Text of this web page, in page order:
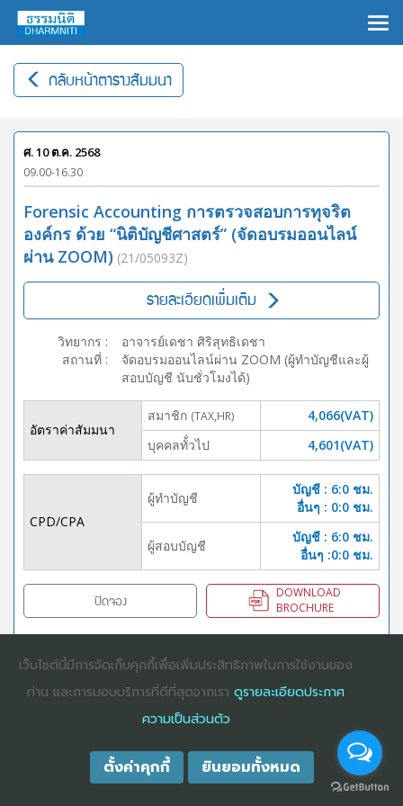
กลับหน้าตารางสัมมนา
ศ. 10 ต.ค. 2568
09.00-16.30
Forensic Accounting การตรวจสอบการทุจริต
องค์กร ด้วย “นิติบัญชีศาสตร์” (จัดอบรมออนไลน์
ผ่าน ZOOM) (21/05093Z)
รายละเอียดเพิ่มเติม
วิทยากร :
อาจารย์เดชา ศิริสุทธิเดชา
สถานที่ :
จัดอบรมออนไลน์ผ่าน ZOOM (ผู้ทำบัญชีและผู้
สอบบัญชี นับชั่วโมงได้)
อัตราค่าสัมมนา
สมาชิก (TAX,HR)
4,066(VAT)
บุคคลทั้่วไป
4,601(VAT)
CPD/CPA
ผู้ทำบัญชี
บัญชี : 6:0 ชม.
อื่นๆ : 0:0 ชม.
ผู้สอบบัญชี
บัญชี : 6:0 ชม.
อื่นๆ :0:0 ชม.
ปิดจอง
DOWNLOAD
BROCHURE
COPYRIGHT ©2025 DHARMNITI SEMINAR AND TRAINING CO., LTD
RIGHTS RESERVED. E-COMMERCIAL REGISTRATION 0105529026680
เว็บไซต์นี้มีการจัดเก็บคุกกี้เพื่อเพิ่มประสิทธิภาพในการใช้งานของ
ท่าน และการมอบบริการที่ดีที่สุดจากเรา ดูรายละเอียดประกาศ
ความเป็นส่วนตัว
ตั้งค่าคุกกี้ ยินยอมทั้งหมด
×